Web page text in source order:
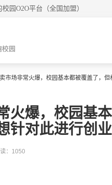
园O2O平台（全国加盟）
市场非常火爆，校园基本都被覆盖了，
火爆，校园基
针对此进行创
：1050